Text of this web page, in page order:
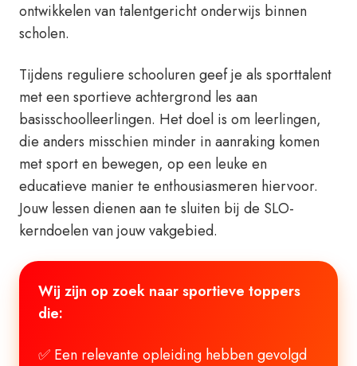
ontwikkelen van talentgericht onderwijs binnen
scholen.
Tijdens reguliere schooluren geef je als sporttalent
met een sportieve achtergrond les aan
basisschoolleerlingen. Het doel is om leerlingen,
die anders misschien minder in aanraking komen
met sport en bewegen, op een leuke en
educatieve manier te enthousiasmeren hiervoor.
Jouw lessen dienen aan te sluiten bij de SLO-
kerndoelen van jouw vakgebied.
Wij zijn op zoek naar sportieve toppers
die:
✅ Een relevante opleiding hebben gevolgd